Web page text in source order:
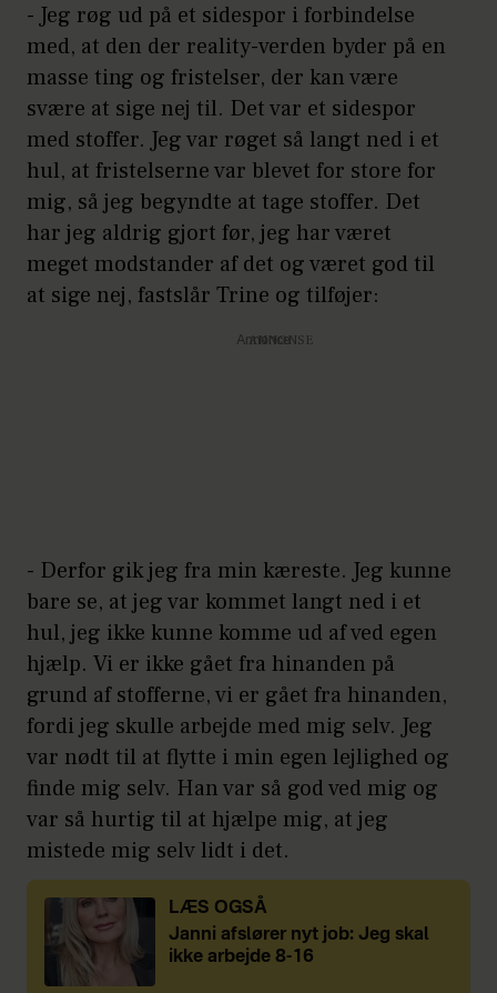
- Jeg røg ud på et sidespor i forbindelse
med, at den der reality-verden byder på en
masse ting og fristelser, der kan være
svære at sige nej til. Det var et sidespor
med stoffer. Jeg var røget så langt ned i et
hul, at fristelserne var blevet for store for
mig, så jeg begyndte at tage stoffer. Det
har jeg aldrig gjort før, jeg har været
meget modstander af det og været god til
at sige nej, fastslår Trine og tilføjer:
Annonce
- Derfor gik jeg fra min kæreste. Jeg kunne
bare se, at jeg var kommet langt ned i et
hul, jeg ikke kunne komme ud af ved egen
hjælp. Vi er ikke gået fra hinanden på
grund af stofferne, vi er gået fra hinanden,
fordi jeg skulle arbejde med mig selv. Jeg
var nødt til at flytte i min egen lejlighed og
finde mig selv. Han var så god ved mig og
var så hurtig til at hjælpe mig, at jeg
mistede mig selv lidt i det.
LÆS OGSÅ
Janni afslører nyt job: Jeg skal
ikke arbejde 8-16